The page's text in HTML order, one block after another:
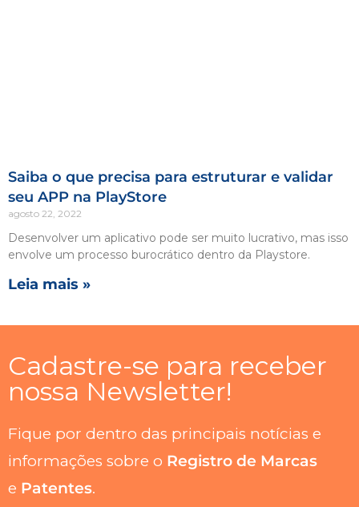
Saiba o que precisa para estruturar e validar
seu APP na PlayStore
agosto 22, 2022
Desenvolver um aplicativo pode ser muito lucrativo, mas isso
envolve um processo burocrático dentro da Playstore.
Leia mais »
Cadastre-se para receber
nossa Newsletter!
Fique por dentro das principais notícias e
informações sobre o Registro de Marcas
e Patentes.